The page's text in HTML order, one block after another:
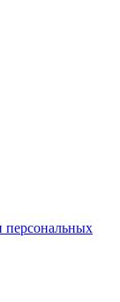
персональных